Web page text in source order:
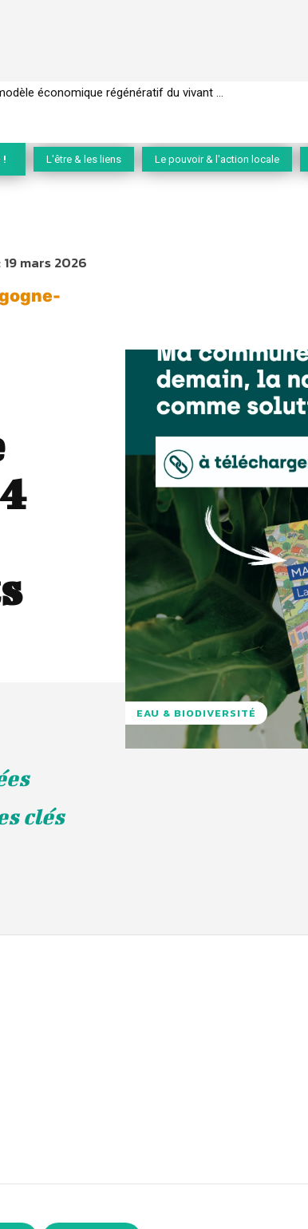
» appelle les entreprises à devenir des alliées du vivant
! L'être & les liens Le pouvoir & l'action locale
19 mars 2026
clés
EAU & BIODIVERSITÉ